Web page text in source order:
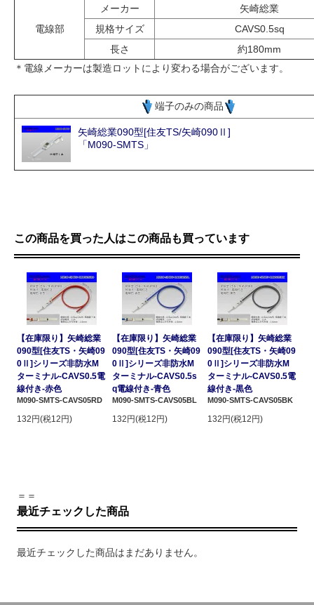
電線部
メーカー
矢崎総業
規格サイズ
CAVS0.5sq
長さ
約180mm
＊電線メーカーは製造ロットにより変わる場合がございます。
端子のみの商品
矢崎総業090型[住友TS/矢崎090Ⅱ]
「M090-SMTS」
この商品を買った人はこの商品も買っています
【在庫限り】矢崎総業
090型[住友TS・矢崎09
0Ⅱ]シリーズ非防水M
ターミナル-CAVS0.5電
線付き-赤色
M090-SMTS-CAVS05RD
132円(税12円)
【在庫限り】矢崎総業
090型[住友TS・矢崎09
0Ⅱ]シリーズ非防水M
ターミナル-CAVS0.5s
q電線付き-青色
M090-SMTS-CAVS05BL
132円(税12円)
【在庫限り】矢崎総業
090型[住友TS・矢崎09
0Ⅱ]シリーズ非防水M
ターミナル-CAVS0.5電
線付き-黒色
M090-SMTS-CAVS05BK
132円(税12円)
＝＝
最近チェックした商品
最近チェックした商品はまだありません。